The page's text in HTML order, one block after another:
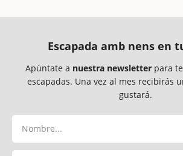
Escapada amb nens en
Apúntate a nuestra newsletterpara
escapadas. Una vez al mes recibirás
gustará.